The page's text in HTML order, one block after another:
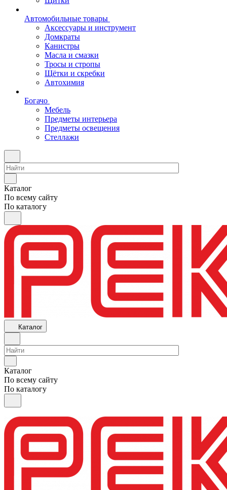
Автомобильные товары
Аксессуары и инструмент
Домкраты
Канистры
Масла и смазки
Тросы и стропы
Щётки и скребки
Автохимия
Богачо
Мебель
Предметы интерьера
Предметы освещения
Стеллажи
Каталог
По всему сайту
По каталогу
Каталог
Каталог
По всему сайту
По каталогу